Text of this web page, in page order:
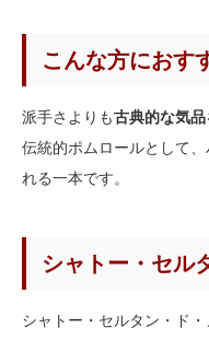
こんな方におす
派手さよりも古典的な気品
伝統的ポムロールとして
れる一本です。
シャトー・セル
シャトー・セルタン・ド・